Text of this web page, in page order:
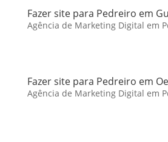
Fazer site para Pedreiro em
Agência de Marketing Digital em
Fazer site para Pedreiro em
Agência de Marketing Digital em